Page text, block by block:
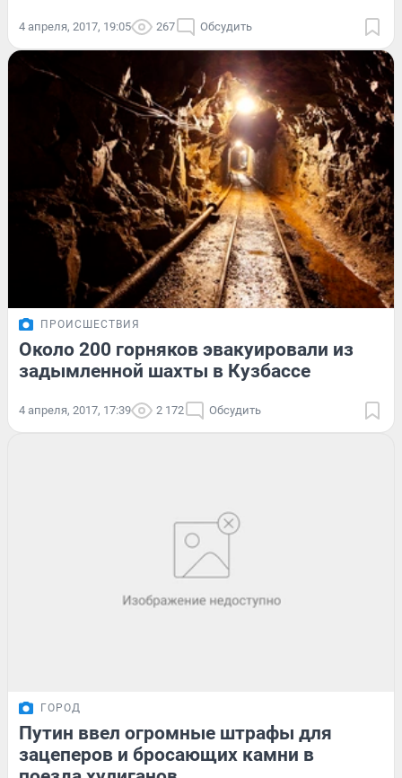
4 апреля, 2017, 19:05 267 Обсудить
ПРОИСШЕСТВИЯ
Около 200 горняков эвакуировали из
задымленной шахты в Кузбассе
4 апреля, 2017, 17:39 2 172 Обсудить
ГОРОД
Путин ввел огромные штрафы для
зацеперов и бросающих камни в